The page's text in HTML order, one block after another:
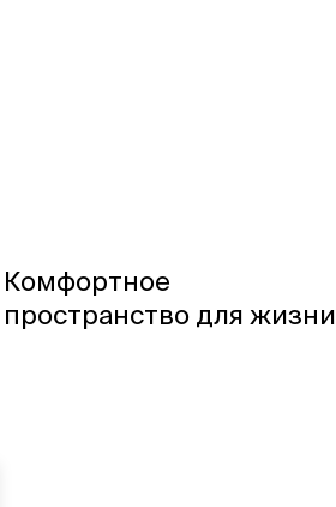
Комфортное
пространство для жизни